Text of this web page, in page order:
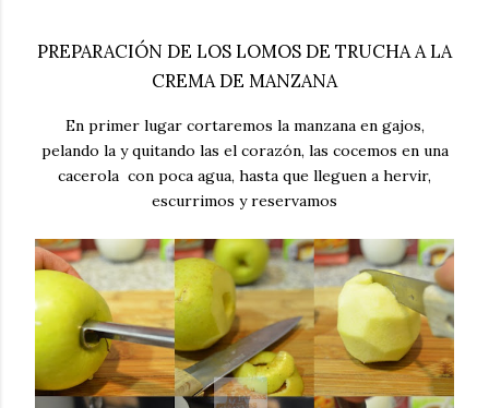
PREPARACIÓN DE LOS LOMOS DE TRUCHA A LA
CREMA DE MANZANA
En primer lugar cortaremos la manzana en gajos,
pelando la y quitando las el corazón, las cocemos en una
cacerola con poca agua, hasta que lleguen a hervir,
escurrimos y reservamos